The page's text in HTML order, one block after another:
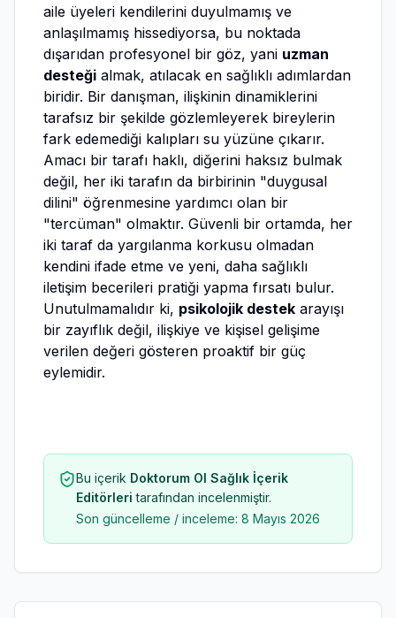
aile üyeleri kendilerini duyulmamış ve
anlaşılmamış hissediyorsa, bu noktada
dışarıdan profesyonel bir göz, yani uzman
desteği almak, atılacak en sağlıklı adımlardan
biridir. Bir danışman, ilişkinin dinamiklerini
tarafsız bir şekilde gözlemleyerek bireylerin
fark edemediği kalıpları su yüzüne çıkarır.
Amacı bir tarafı haklı, diğerini haksız bulmak
değil, her iki tarafın da birbirinin "duygusal
dilini" öğrenmesine yardımcı olan bir
"tercüman" olmaktır. Güvenli bir ortamda, her
iki taraf da yargılanma korkusu olmadan
kendini ifade etme ve yeni, daha sağlıklı
iletişim becerileri pratiği yapma fırsatı bulur.
Unutulmamalıdır ki, psikolojik destek arayışı
bir zayıflık değil, ilişkiye ve kişisel gelişime
verilen değeri gösteren proaktif bir güç
eylemidir.
Bu içerik Doktorum Ol Sağlık İçerik
Editörleri tarafından incelenmiştir.
Son güncelleme / inceleme: 8 Mayıs 2026